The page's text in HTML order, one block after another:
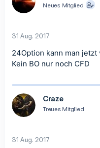
Neues Mitglied
31 Aug. 2017
24Option kann man
Kein BO nur noch CFD
Craze
Treues Mitglied
31 Aug. 2017